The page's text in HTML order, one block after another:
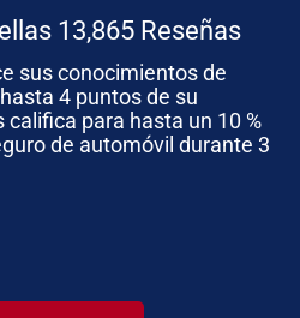
13,865 Reseñas
sus conocimientos de
4 puntos de su
para hasta un 10 %
de automóvil durante 3